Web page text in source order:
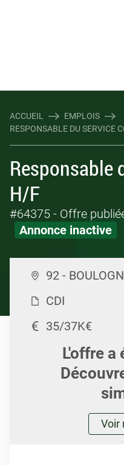
ACCUEIL
EMPLOIS
RESPONSABLE DU SERVICE
Responsable
H/F
#64375 - Offre
Annonce inactive
92 -
CDI
35/37K€
L'offre a
Voir